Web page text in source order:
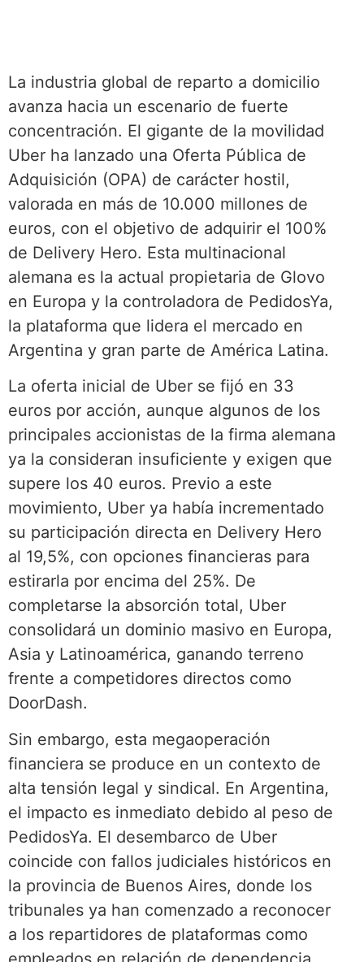
La industria global de reparto a domicilio
avanza hacia un escenario de fuerte
concentración. El gigante de la movilidad
Uber ha lanzado una Oferta Pública de
Adquisición (OPA) de carácter hostil,
valorada en más de 10.000 millones de
euros, con el objetivo de adquirir el 100%
de Delivery Hero. Esta multinacional
alemana es la actual propietaria de Glovo
en Europa y la controladora de PedidosYa,
la plataforma que lidera el mercado en
Argentina y gran parte de América Latina.
La oferta inicial de Uber se fijó en 33
euros por acción, aunque algunos de los
principales accionistas de la firma alemana
ya la consideran insuficiente y exigen que
supere los 40 euros. Previo a este
movimiento, Uber ya había incrementado
su participación directa en Delivery Hero
al 19,5%, con opciones financieras para
estirarla por encima del 25%. De
completarse la absorción total, Uber
consolidará un dominio masivo en Europa,
Asia y Latinoamérica, ganando terreno
frente a competidores directos como
DoorDash.
Sin embargo, esta megaoperación
financiera se produce en un contexto de
alta tensión legal y sindical. En Argentina,
el impacto es inmediato debido al peso de
PedidosYa. El desembarco de Uber
coincide con fallos judiciales históricos en
la provincia de Buenos Aires, donde los
tribunales ya han comenzado a reconocer
a los repartidores de plataformas como